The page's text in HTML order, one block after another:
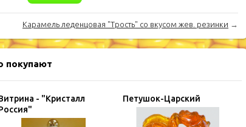
Карамель леденцовая "Трость" со вкусом жев. резинки →
покупают
- "Кристалл
Петушок-Царский